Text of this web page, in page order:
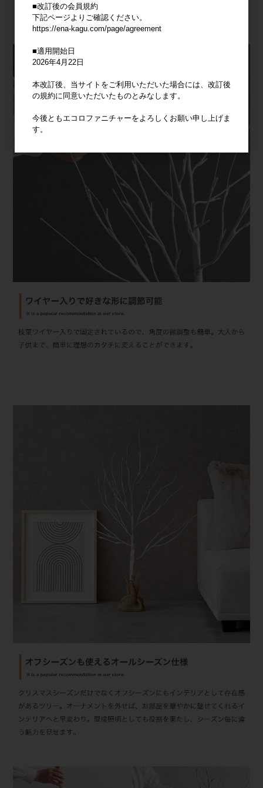
■改訂後の会員規約
下記ページよりご確認ください。
https://ena-kagu.com/page/agreement
■適用開始日
2026年4月22日
本改訂後、当サイトをご利用いただいた場合には、改訂後
の規約に同意いただいたものとみなします。
今後ともエコロファニチャーをよろしくお願い申し上げま
す。